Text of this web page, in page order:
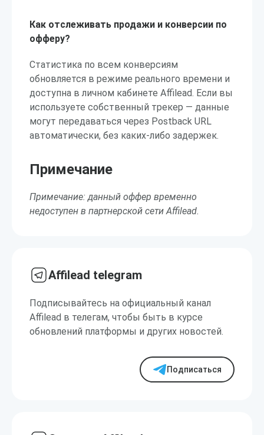
Как отслеживать продажи и конверсии по
офферу?
Статистика по всем конверсиям
обновляется в режиме реального времени и
доступна в личном кабинете Affilead. Если вы
используете собственный трекер — данные
могут передаваться через Postback URL
автоматически, без каких-либо задержек.
Примечание
Примечание: данный оффер временно
недоступен в партнерской сети Affilead.
Affilead telegram
Подписывайтесь на официальный канал
Affilead в телегам, чтобы быть в курсе
обновлений платформы и других новостей.
Подписаться